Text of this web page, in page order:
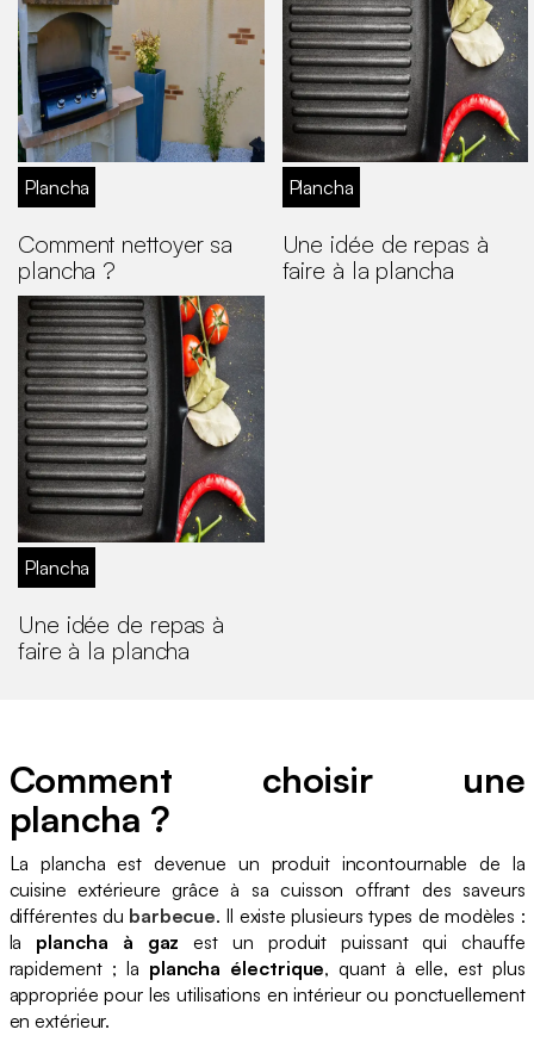
Plancha
Comment nettoyer sa
plancha ?
Plancha
Une idée de repas à
faire à la plancha
Plancha
Une idée de repas à
faire à la plancha
Comment choisir une
plancha ?
La plancha est devenue un produit incontournable de la
cuisine extérieure grâce à sa cuisson offrant des saveurs
différentes du barbecue. Il existe plusieurs types de modèles :
la plancha à gaz est un produit puissant qui chauffe
rapidement ; la plancha électrique, quant à elle, est plus
appropriée pour les utilisations en intérieur ou ponctuellement
en extérieur.